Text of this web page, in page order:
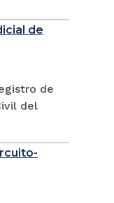
de
de
del